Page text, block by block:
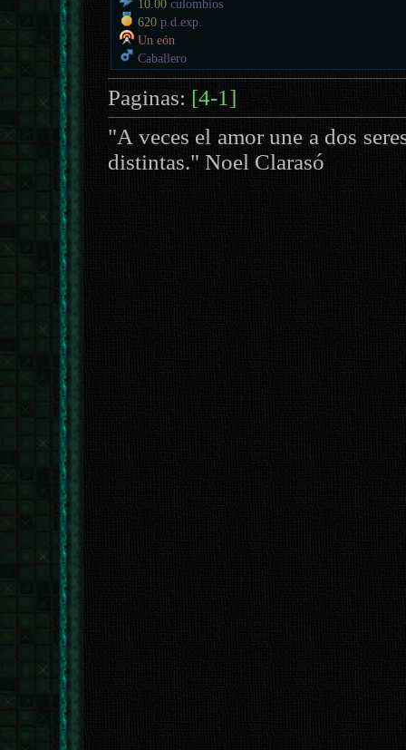
10.00 culombios
620 p.d.exp.
Un eón
Caballero
Paginas: [4-1]
"A veces el amor une a dos
distintas." Noel Clarasó